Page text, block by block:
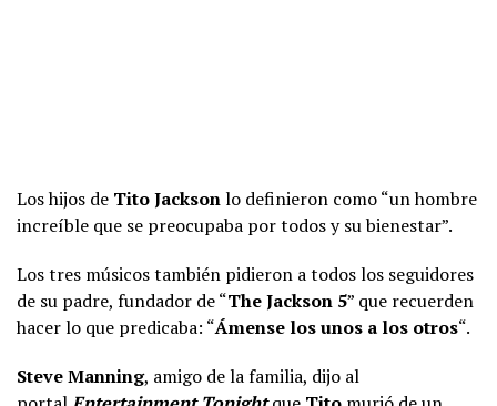
Los hijos de Tito Jacksonlo definieron como “un hombre
increíble que se preocupaba por todos y su bienestar”.
Los tres músicos también pidieron a todos los seguidores
de su padre, fundador de “The Jackson 5” que recuerden
hacer lo que predicaba: “Ámense los unos a los otros“.
Steve Manning, amigo de la familia, dijo al